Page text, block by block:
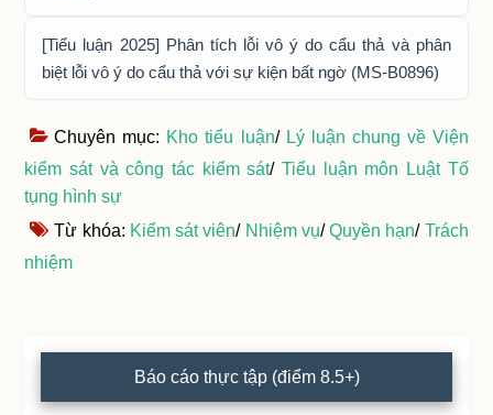
[Tiểu luận 2025] Phân tích lỗi vô ý do cẩu thả và phân
biệt lỗi vô ý do cẩu thả với sự kiện bất ngờ (MS-B0896)
Chuyên mục: Kho tiểu luận/ Lý luận chung về Viện
kiểm sát và công tác kiểm sát/ Tiểu luận môn Luật Tố
tụng hình sự
Từ khóa: Kiểm sát viên/ Nhiệm vụ/Quyền hạn/ Trách
nhiệm
Primary
Sidebar
Báo cáo thực tập (điểm 8.5+)